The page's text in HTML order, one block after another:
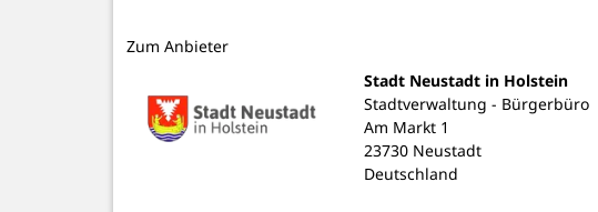
Zum Anbieter
Stadt Neustadt in Holstein
Stadtverwaltung - Bürgerbüro
Am Markt 1
23730 Neustadt
Deutschland